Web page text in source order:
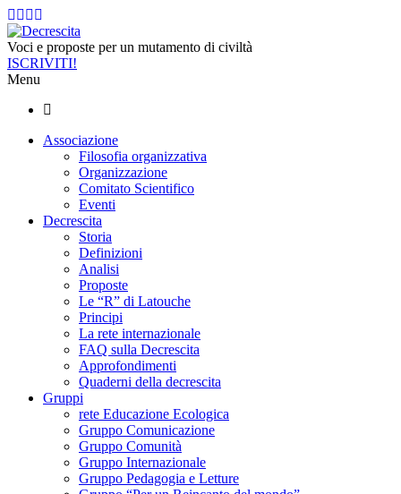
Voci e proposte per un mutamento di civiltà
ISCRIVITI!
Menu
Associazione
Filosofia organizzativa
Organizzazione
Comitato Scientifico
Eventi
Decrescita
Storia
Definizioni
Analisi
Proposte
Le “R” di Latouche
Principi
La rete internazionale
FAQ sulla Decrescita
Approfondimenti
Quaderni della decrescita
Gruppi
rete Educazione Ecologica
Gruppo Comunicazione
Gruppo Comunità
Gruppo Internazionale
Gruppo Pedagogia e Letture